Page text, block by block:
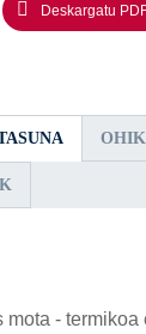
Deskargatu
mota - termikoa